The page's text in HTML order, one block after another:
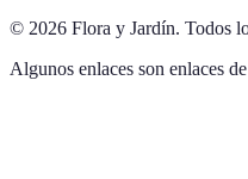
© 2026 Flora y Jardín. Todos
Algunos enlaces son enlaces